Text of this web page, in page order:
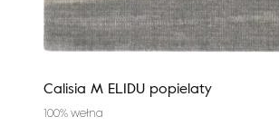
Calisia M ELIDU popielaty
100% wełna